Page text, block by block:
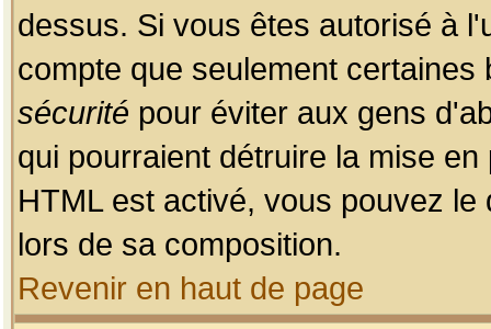
dessus. Si vous êtes autorisé à
compte que seulement
sécurité pour éviter aux gens
qui pourraient détruire la mise
HTML est activé, vous pouvez
lors de sa composition.
Revenir en haut de page